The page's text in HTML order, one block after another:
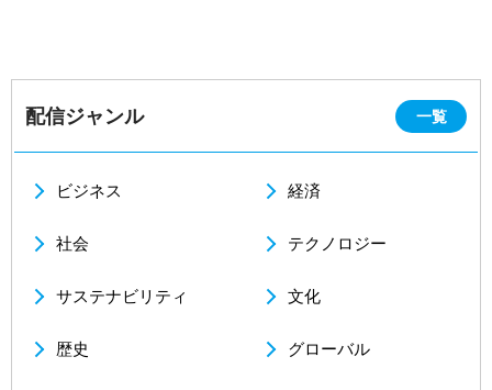
配信ジャンル 一覧
ビジネス 経済
社会 テクノロジー
サステナビリティ 文化
歴史 グローバル